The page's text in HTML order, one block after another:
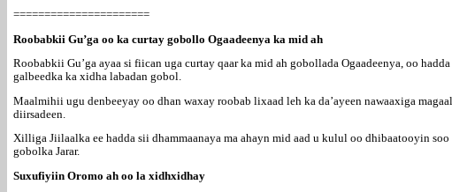
======================
Roobabkii Gu’ga oo ka curtay gobollo Ogaadeenya ka mid ah
Roobabkii Gu’ga ayaa si fiican uga curtay qaar ka mid ah gobollada Ogaadeenya, oo
galbeedka ka xidha labadan gobol.
Maalmihii ugu denbeeyay oo dhan waxay roobab lixaad leh ka da’ayeen nawaaxiga
diirsadeen.
Xilliga Jiilaalka ee hadda sii dhammaanaya ma ahayn mid aad u kulul oo dhibaatooyin
gobolka Jarar.
Suxufiyiin Oromo ah oo la xidhxidhay